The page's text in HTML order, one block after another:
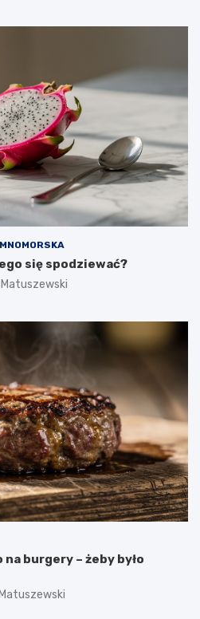
się spodziewać?
Matuszewski
burgery – żeby było